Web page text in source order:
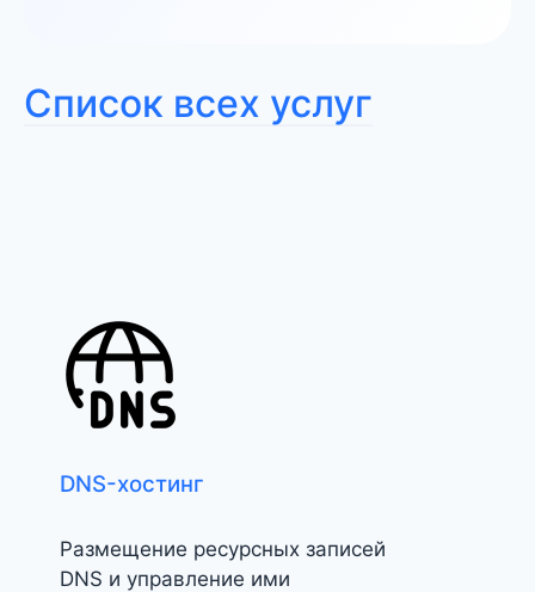
Список всех услуг
DNS-хостинг
Размещение ресурсных записей
DNS и управление ими